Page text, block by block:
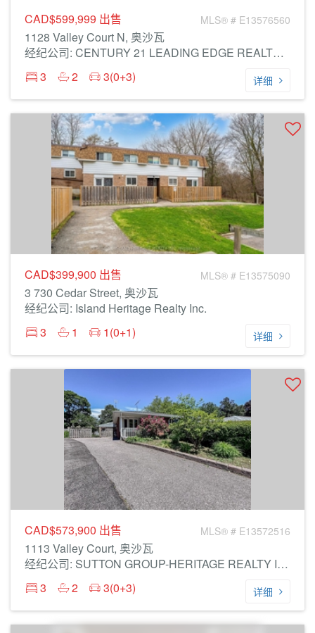
CAD$599,999 出售 MLS® # E13576560
1128 Valley Court N, 奥沙瓦
经纪公司: CENTURY 21 LEADING EDGE REALTY INC.
3
2 3(0+3) 详细
CAD$399,900 出售 MLS® # E13575090
3 730 Cedar Street, 奥沙瓦
经纪公司: Island Heritage Realty Inc.
3
1 1(0+1) 详细
CAD$573,900 出售 MLS® # E13572516
1113 Valley Court, 奥沙瓦
经纪公司: SUTTON GROUP-HERITAGE REALTY INC.
3
2 3(0+3) 详细